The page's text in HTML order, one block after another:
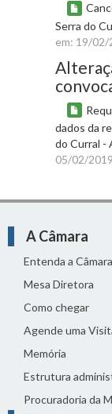
Serra do
em: 19/
dados da
do Curral -
05/02/
A Câmara
Entenda a Câmara
Mesa Diretora
Como chegar
Agende uma
Memória
Estrutura
Procuradoria da